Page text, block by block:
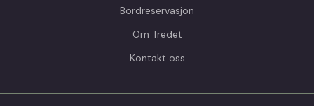
Bordreservasjon
Om Tredet
Kontakt oss